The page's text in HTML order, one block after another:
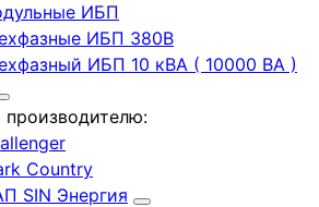
ИБП
ИБП 380В
ИБП 10 кВА ( 10000 ВА )
производителю:
Country
SIN Энергия